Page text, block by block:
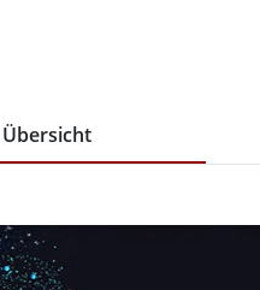
Übersicht